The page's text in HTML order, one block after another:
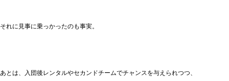
それに見事に乗っかったのも事実。
あとは、入団後レンタルやセカンドチームでチャンスを与えられつつ、